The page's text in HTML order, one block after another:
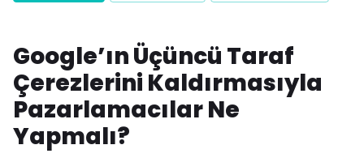
Google’ın Üçüncü Taraf
Çerezlerini Kaldırmasıyla
Pazarlamacılar Ne
Yapmalı?